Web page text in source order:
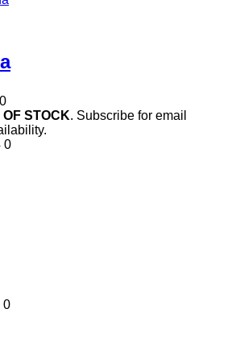
OF STOCK. Subscribe for email
0
0